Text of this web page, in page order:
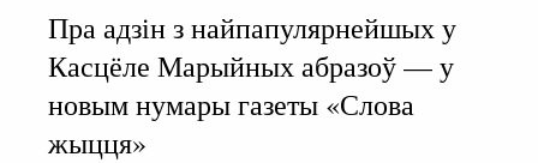
Пра адзін з найпапулярнейшых у
Касцёле Марыйных абразоў — у
новым нумары газеты «Слова
жыцця»